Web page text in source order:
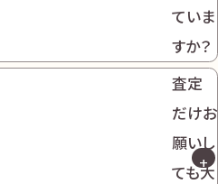
ていま
すか？
査定
だけお
願いし
ても大